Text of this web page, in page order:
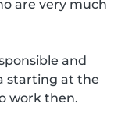
are very much
and
starting at the
work then.